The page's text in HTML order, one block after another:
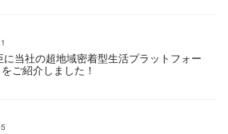
に当社の超地域密着型生活プラットフォー
ご紹介しました！